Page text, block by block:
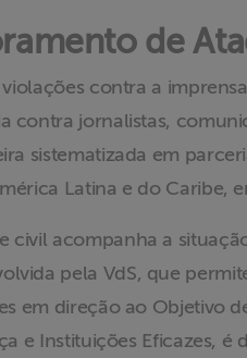
de
contra a
contra jornalistas,
sistematizada em
Latina e do Caribe,
civil acompanha a
pela VdS, que
em direção ao Objetivo
e Instituições Eficazes,